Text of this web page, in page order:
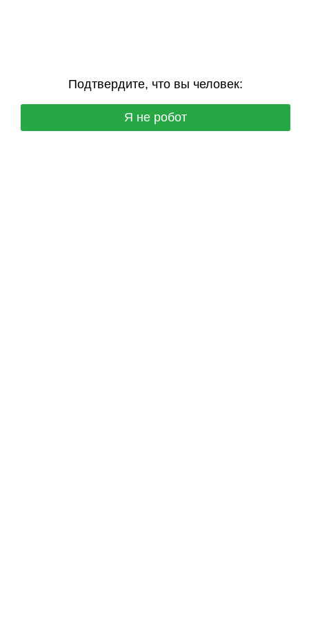
Подтвердите, что вы человек:
Я не робот